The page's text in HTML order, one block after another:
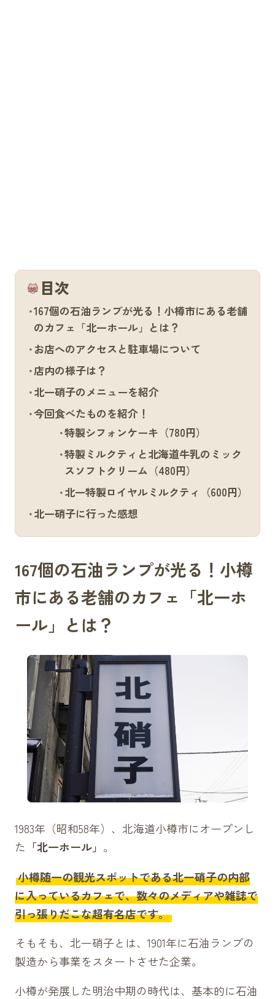
目次
167個の石油ランプが光る！小樽市にある老舗
のカフェ「北一ホール」とは？
お店へのアクセスと駐車場について
店内の様子は？
北一硝子のメニューを紹介
今回食べたものを紹介！
特製シフォンケーキ（780円）
特製ミルクティと北海道牛乳のミック
スソフトクリーム（480円）
北一特製ロイヤルミルクティ（600円）
北一硝子に行った感想
167個の石油ランプが光る！小樽
市にある老舗のカフェ「北一ホ
ール」とは？
1983年（昭和58年）、北海道小樽市にオープンし
た 「北一ホール」 。
小樽随一の観光スポットである北一硝子の内部
に入っているカフェで、数々のメディアや雑誌で
引っ張りだこな超有名店です。
そもそも、北一硝子とは、1901年に石油ランプの
製造から事業をスタートさせた企業。
小樽が発展した明治中期の時代は、基本的に石油